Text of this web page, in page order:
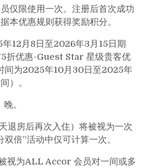
仅限使用一次。注册后首次成功
本优惠规则获得奖励积分。
12月8日至2026年3月15日期
折优惠-Guest Star 星级贵客优
间为2025年10月30日至2025年
）。
。
退房后再次入住）将被视为一次
倍”活动中仅可计算一次。
视为ALL Accor 会员对一间或多